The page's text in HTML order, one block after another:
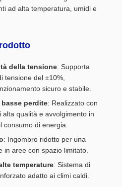
ad alta temperatura, umidi e
della tensione: Supporta
tensione del ±10%,
sicuro e stabile.
perdite: Realizzato con
alta qualità e avvolgimento in
consumo di energia.
: Ingombro ridotto per una
in aree con spazio limitato.
temperature: Sistema di
adatto ai climi caldi.